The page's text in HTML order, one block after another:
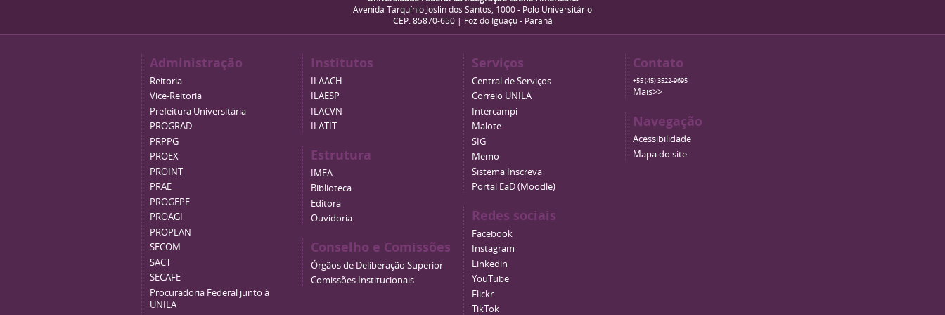
Avenida Tarquínio Joslin dos Santos, 1000 - Polo Universitário
CEP: 85870-650 | Foz do Iguaçu - Paraná
Administração
Reitoria
Vice-Reitoria
Prefeitura Universitária
PROGRAD
PRPPG
PROEX
PROINT
PRAE
PROGEPE
PROAGI
PROPLAN
SECOM
SACT
SECAFE
Procuradoria Federal junto à
UNILA
Institutos
ILAACH
ILAESP
ILACVN
ILATIT
Estrutura
IMEA
Biblioteca
Editora
Ouvidoria
Conselho e Comissões
Órgãos de Deliberação Superior
Comissões Institucionais
Serviços
Central de Serviços
Correio UNILA
Intercampi
Malote
SIG
Memo
Sistema Inscreva
Portal EaD (Moodle)
Redes sociais
Facebook
Instagram
Linkedin
YouTube
Flickr
TikTok
Contato
+55 (45) 3522-9695
Mais>>
Navegação
Acessibilidade
Mapa do site